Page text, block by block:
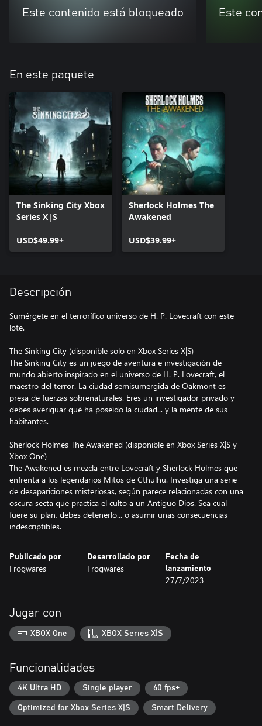
Este contenido está bloqueado Este
En este paquete
The Sinking City Xbox
Series X|S
USD$49.99+
Sherlock Holmes The
Awakened
USD$39.99+
Descripción
Sumérgete en el terrorífico universo de H. P. Lovecraft con este
lote.
The Sinking City (disponible solo en Xbox Series X|S)
The Sinking City es un juego de aventura e investigación de
mundo abierto inspirado en el universo de H. P. Lovecraft, el
maestro del terror. La ciudad semisumergida de Oakmont es
presa de fuerzas sobrenaturales. Eres un investigador privado y
debes averiguar qué ha poseído la ciudad... y la mente de sus
habitantes.
Sherlock Holmes The Awakened (disponible en Xbox Series X|S y
Xbox One)
The Awakened es mezcla entre Lovecraft y Sherlock Holmes que
enfrenta a los legendarios Mitos de Cthulhu. Investiga una serie
de desapariciones misteriosas, según parece relacionadas con una
oscura secta que practica el culto a un Antiguo Dios. Sea cual
fuere su plan, debes detenerlo... o asumir unas consecuencias
indescriptibles.
Publicado por
Frogwares
Desarrollado por
Frogwares
Fecha de
lanzamiento
27/7/2023
Jugar con
XBOX One XBOX Series X|S
Funcionalidades
4K Ultra HD Single player 60 fps+
Optimized for Xbox Series X|S Smart Delivery